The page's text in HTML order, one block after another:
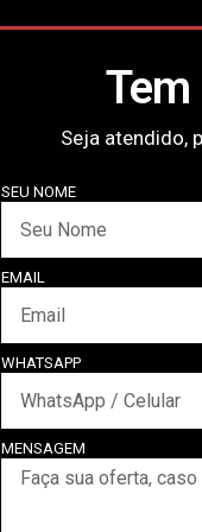
Seja atendido,
SEU NOME
EMAIL
WHATSAPP
MENSAGEM